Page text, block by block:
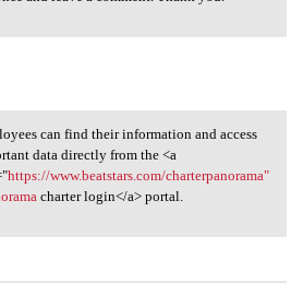
can find their
can find their information and access
data directly from the <a
https://www.beatstars.com/charterpanorama"
charter login</a> portal.